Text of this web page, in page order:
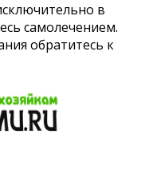
в
самолечением.
обратитесь к